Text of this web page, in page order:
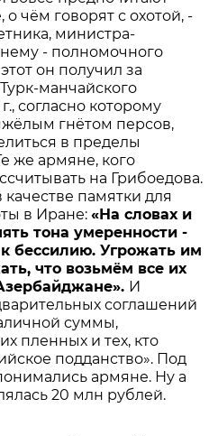
чём говорят с охотой, -
министра-
- полномочного
он получил за
манчайского
согласно которому
гнётом персов,
в пределы
же армяне, кого
на Грибоедова.
качестве памятки для
в Иране:«На словах и
тона умеренности -
бессилию. Угрожать им
что возьмём все их
И
соглашений
суммы,
пленных и тех, кто
подданство». Под
армяне. Ну а
20 млн рублей.